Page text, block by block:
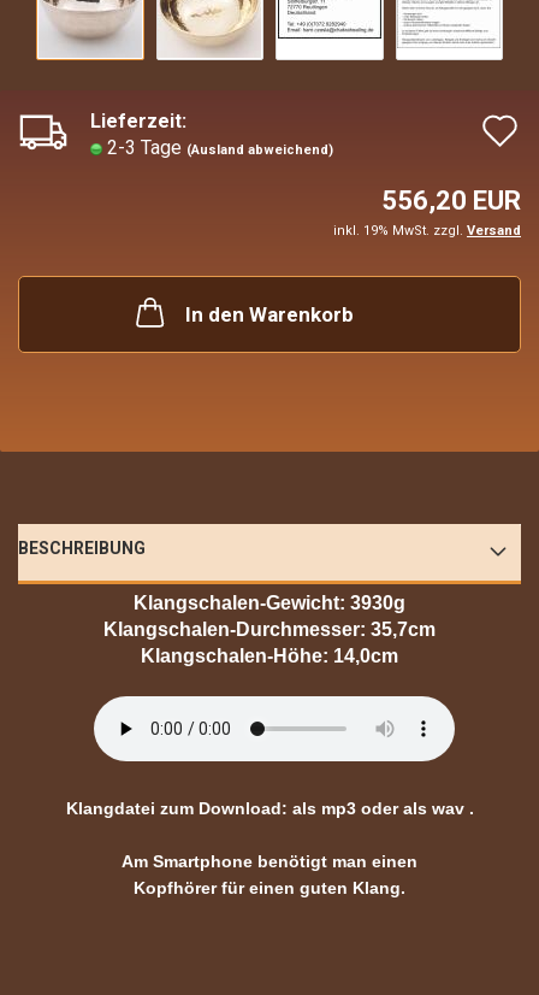
Lieferzeit:
2-3 Tage (Ausland abweichend)
556,20 EUR
inkl. 19% MwSt. zzgl. Versand
In den Warenkorb
BESCHREIBUNG
Klangschalen-Gewicht: 3930g
Klangschalen-Durchmesser: 35,7cm
Klangschalen-Höhe: 14,0cm
Klangdatei zum Download: als mp3oderals wav.
Am Smartphone benötigt man einen
Kopfhörer für einen guten Klang.